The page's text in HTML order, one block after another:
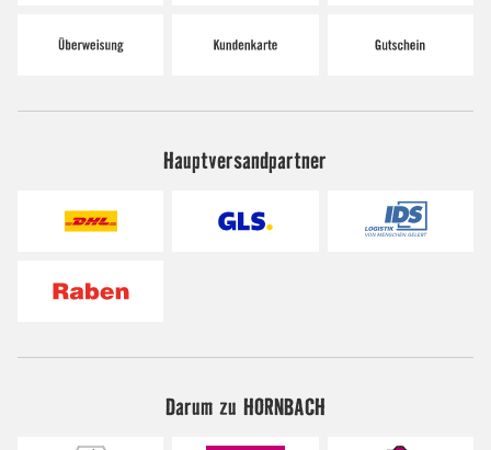
Hauptversandpartner
Darum zu HORNBACH